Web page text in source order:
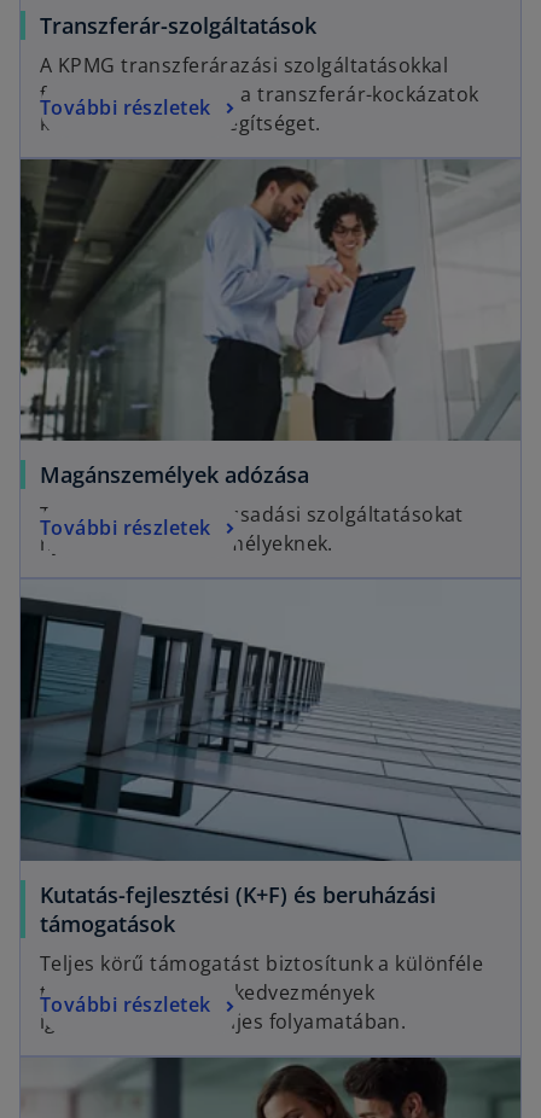
Transzferár-szolgáltatások
A KPMG transzferárazási szolgáltatásokkal
foglalkozó csoportja a transzferár-kockázatok
kezelésében nyújt segítséget.
További részletek
Magánszemélyek adózása
Teljes körű adótanácsadási szolgáltatásokat
nyújtunk magánszemélyeknek.
További részletek
Kutatás-fejlesztési (K+F) és beruházási
támogatások
Teljes körű támogatást biztosítunk a különféle
támogatások és adókedvezmények
igénybevételének teljes folyamatában.
További részletek